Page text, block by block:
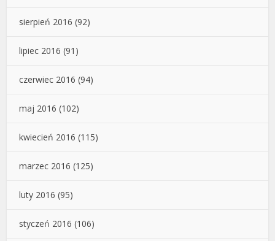
sierpień 2016 (92)
lipiec 2016 (91)
czerwiec 2016 (94)
maj 2016 (102)
kwiecień 2016 (115)
marzec 2016 (125)
luty 2016 (95)
styczeń 2016 (106)